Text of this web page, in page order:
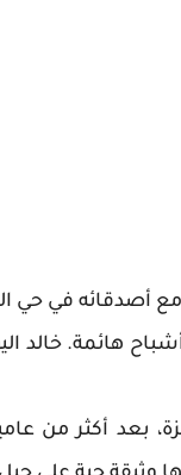
(10 أعوام) يلعب كرة القدم مع
هائمة. خالد
بعد أكثر من